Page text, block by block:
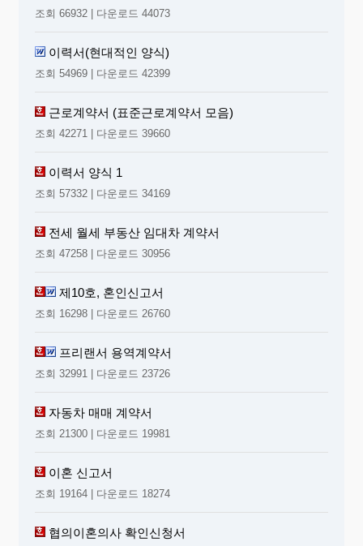
조회 66932 | 다운로드 44073
이력서(현대적인 양식)
조회 54969 | 다운로드 42399
근로계약서 (표준근로계약서 모음)
조회 42271 | 다운로드 39660
이력서 양식 1
조회 57332 | 다운로드 34169
전세 월세 부동산 임대차 계약서
조회 47258 | 다운로드 30956
제10호, 혼인신고서
조회 16298 | 다운로드 26760
프리랜서 용역계약서
조회 32991 | 다운로드 23726
자동차 매매 계약서
조회 21300 | 다운로드 19981
이혼 신고서
조회 19164 | 다운로드 18274
협의이혼의사 확인신청서